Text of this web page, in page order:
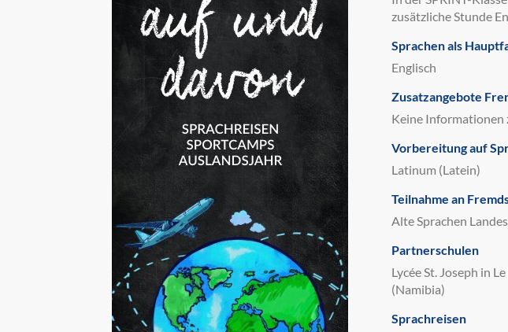
zusätzliche Stunde
Sprachen als
Englisch
Zusatzangebote
Keine Informationen
Vorbereitung auf
Latinum (Latein)
Teilnahme an
Alte Sprachen
Partnerschulen
Lycée St. Joseph in
(Namibia)
Sprachreisen